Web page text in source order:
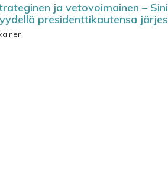
ja vetovoimainen –
presidenttikautensa